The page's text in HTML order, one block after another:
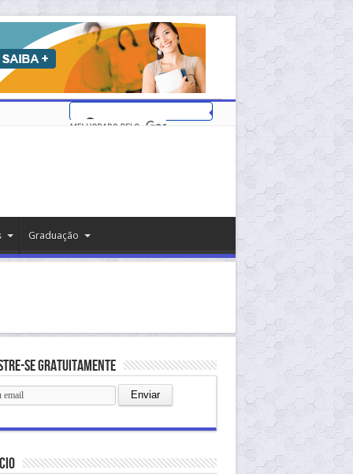
Graduação
se gratuitamente